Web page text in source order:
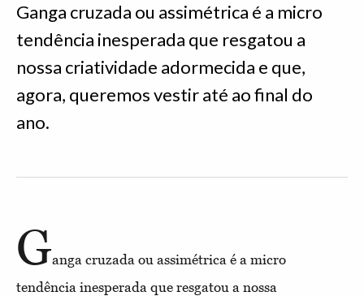
Ganga cruzada ou assimétrica é a micro
tendência inesperada que resgatou a
nossa criatividade adormecida e que,
agora, queremos vestir até ao final do
ano.
Ganga cruzada ou assimétrica é a micro
tendência inesperada que resgatou a nossa